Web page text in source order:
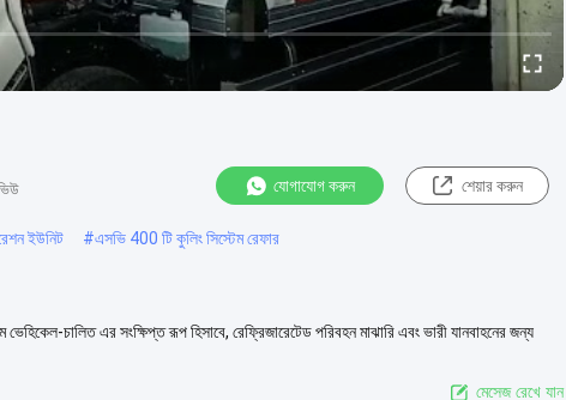
যোগাযোগ করুন শেয়ার করুন
ইউনিট #এসভি 400 টি কুলিং সিস্টেম রেফার
চালিত এর সংক্ষিপ্ত রূপ হিসাবে, রেফ্রিজারেটেড পরিবহন মাঝারি এবং ভারী যানবাহনের জন্য
মেসেজ রেখে যান